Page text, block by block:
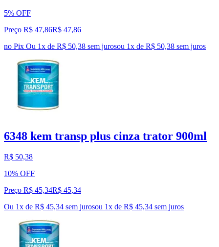
5% OFF
Preço R$ 47,86R$ 47,86
no Pix Ou 1x de R$ 50,38 sem jurosou 1x de R$ 50,38 sem juros
6348 kem transp plus cinza trator 900ml
R$ 50,38
10% OFF
Preço R$ 45,34R$ 45,34
Ou 1x de R$ 45,34 sem jurosou 1x de R$ 45,34 sem juros